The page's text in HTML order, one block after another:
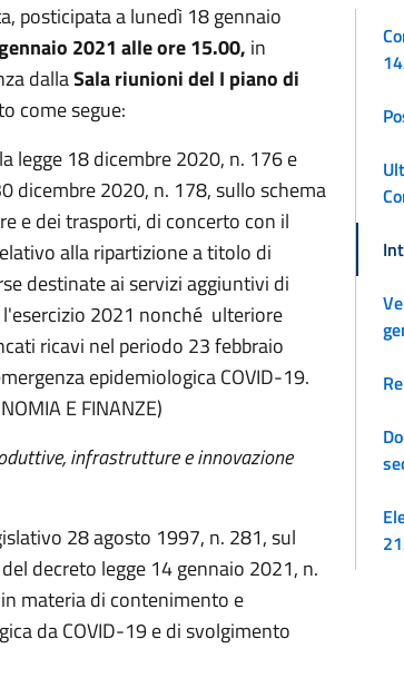
posticipata a lunedì 18 gennaio
2021 alle ore 15.00, in
dallaSala riunioni del I piano di
come segue:
legge 18 dicembre 2020, n. 176 e
dicembre 2020, n. 178, sullo schema
e dei trasporti, di concerto con il
alla ripartizione a titolo di
destinate ai servizi aggiuntivi di
2021 nonché ulteriore
ricavi nel periodo 23 febbraio
epidemiologica COVID-19.
E FINANZE)
infrastrutture e innovazione
28 agosto 1997, n. 281, sul
decreto legge 14 gennaio 2021, n.
materia di contenimento e
da COVID-19 e di svolgimento